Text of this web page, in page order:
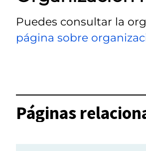
Puedes consultar la
página sobre
Páginas